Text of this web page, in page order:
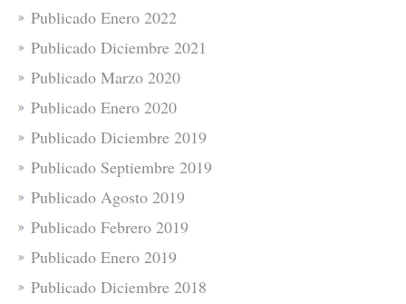
Publicado Enero 2022
Publicado Diciembre 2021
Publicado Marzo 2020
Publicado Enero 2020
Publicado Diciembre 2019
Publicado Septiembre 2019
Publicado Agosto 2019
Publicado Febrero 2019
Publicado Enero 2019
Publicado Diciembre 2018